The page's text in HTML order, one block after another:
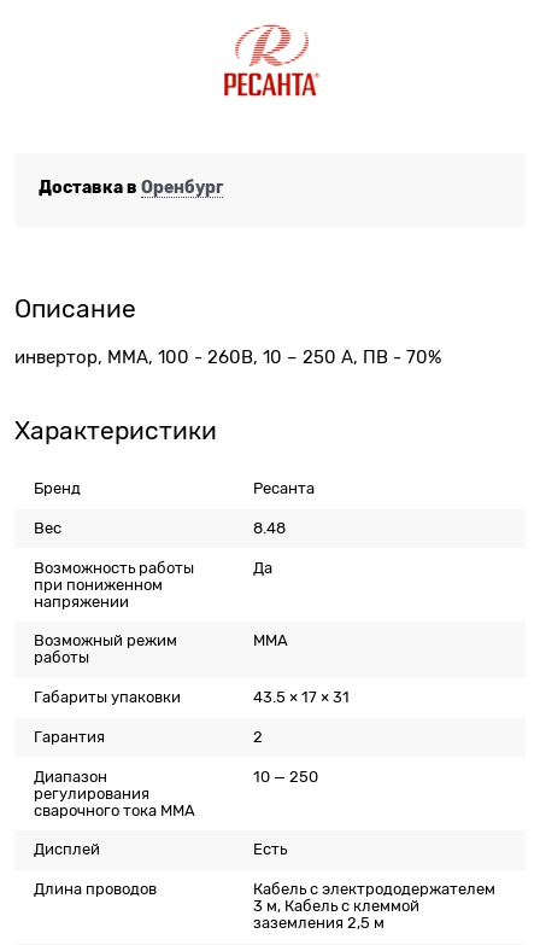
Доставка в Оренбург
Описание
инвертор, MMA, 100 - 260В, 10 – 250 А, ПВ - 70%
Характеристики
Бренд Ресанта
Вес 8.48
Возможность работы
при пониженном
напряжении
Да
Возможный режим
работы
MMA
Габариты упаковки 43.5 × 17 × 31
Гарантия 2
Диапазон
регулирования
сварочного тока MMA
10 — 250
Дисплей Есть
Длина проводов
Кабель с электрододержателем
3 м, Кабель с клеммой
заземления 2,5 м